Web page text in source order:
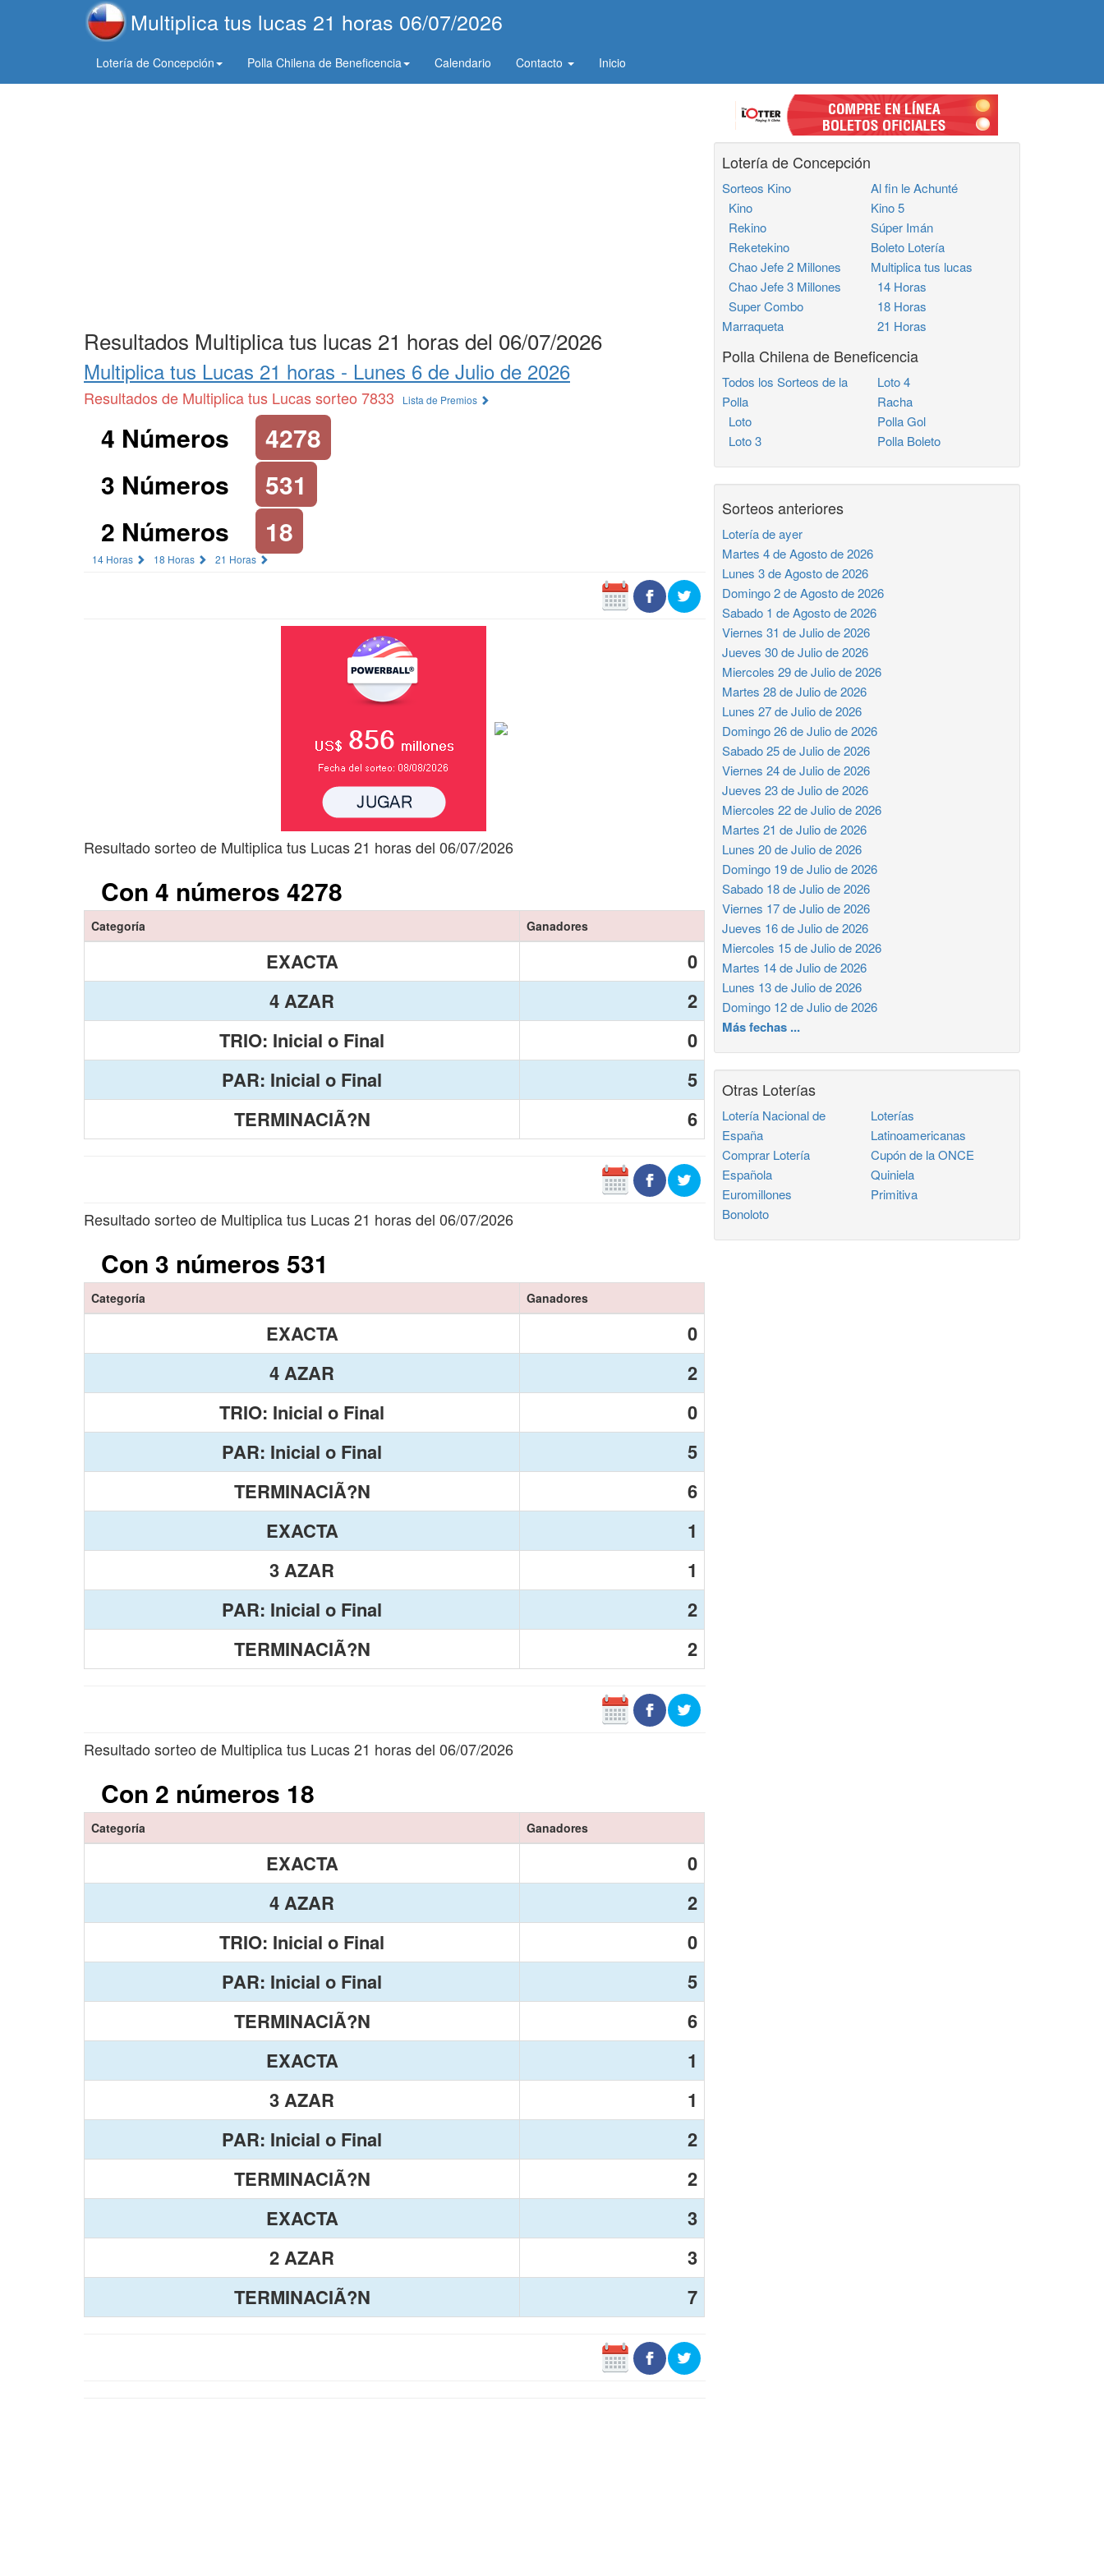
Multiplica tus lucas 21 horas 06/07/2026
Lotería de Concepción Polla Chilena de Beneficencia Calendario Contacto Inicio
Resultados Multiplica tus lucas 21 horas del 06/07/2026
Multiplica tus Lucas 21 horas - Lunes 6 de Julio de 2026
Resultados de Multiplica tus Lucas sorteo 7833 Lista de Premios
4 Números
4278
3 Números
531
2 Números
18
14 Horas 18 Horas 21 Horas
Resultado sorteo de Multiplica tus Lucas 21 horas del 06/07/2026
Con 4 números 4278
Categoría Ganadores
EXACTA
0
4 AZAR
2
TRIO: Inicial o Final
0
PAR: Inicial o Final
5
TERMINACIÃ?N
6
Resultado sorteo de Multiplica tus Lucas 21 horas del 06/07/2026
Con 3 números 531
Categoría Ganadores
EXACTA
0
4 AZAR
2
TRIO: Inicial o Final
0
PAR: Inicial o Final
5
TERMINACIÃ?N
6
EXACTA
1
3 AZAR
1
PAR: Inicial o Final
2
TERMINACIÃ?N
2
Resultado sorteo de Multiplica tus Lucas 21 horas del 06/07/2026
Con 2 números 18
Categoría Ganadores
EXACTA
0
4 AZAR
2
TRIO: Inicial o Final
0
PAR: Inicial o Final
5
TERMINACIÃ?N
6
EXACTA
1
3 AZAR
1
PAR: Inicial o Final
2
TERMINACIÃ?N
2
EXACTA
3
2 AZAR
3
TERMINACIÃ?N
7
Lotería de Concepción
Sorteos Kino
Kino
Rekino
Reketekino
Chao Jefe 2 Millones
Chao Jefe 3 Millones
Super Combo
Marraqueta
Al fin le Achunté
Kino 5
Súper Imán
Boleto Lotería
Multiplica tus lucas
14 Horas
18 Horas
21 Horas
Polla Chilena de Beneficencia
Todos los Sorteos de la
Polla
Loto
Loto 3
Loto 4
Racha
Polla Gol
Polla Boleto
Sorteos anteriores
Lotería de ayer
Martes 4 de Agosto de 2026
Lunes 3 de Agosto de 2026
Domingo 2 de Agosto de 2026
Sabado 1 de Agosto de 2026
Viernes 31 de Julio de 2026
Jueves 30 de Julio de 2026
Miercoles 29 de Julio de 2026
Martes 28 de Julio de 2026
Lunes 27 de Julio de 2026
Domingo 26 de Julio de 2026
Sabado 25 de Julio de 2026
Viernes 24 de Julio de 2026
Jueves 23 de Julio de 2026
Miercoles 22 de Julio de 2026
Martes 21 de Julio de 2026
Lunes 20 de Julio de 2026
Domingo 19 de Julio de 2026
Sabado 18 de Julio de 2026
Viernes 17 de Julio de 2026
Jueves 16 de Julio de 2026
Miercoles 15 de Julio de 2026
Martes 14 de Julio de 2026
Lunes 13 de Julio de 2026
Domingo 12 de Julio de 2026
Más fechas ...
Otras Loterías
Lotería Nacional de
España
Comprar Lotería
Española
Euromillones
Bonoloto
Loterías
Latinoamericanas
Cupón de la ONCE
Quiniela
Primitiva